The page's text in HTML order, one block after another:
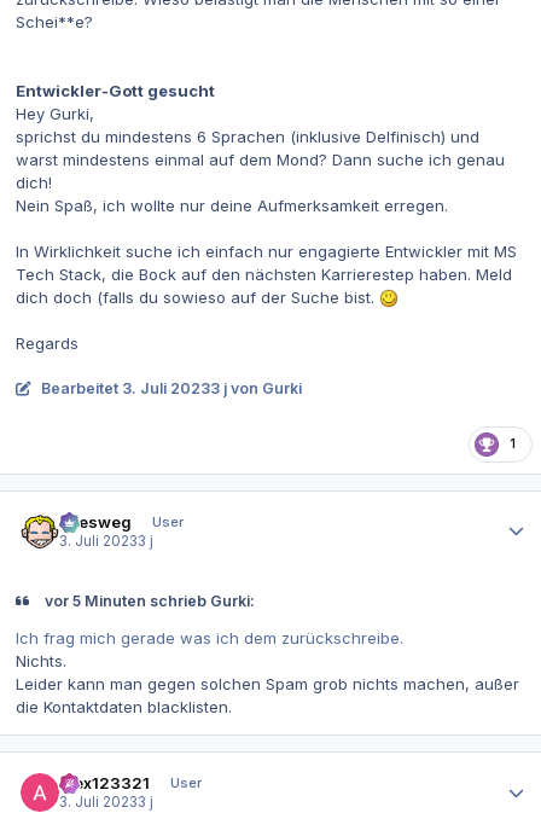
Schei**e?
Entwickler-Gott gesucht
Hey Gurki,
sprichst du mindestens 6 Sprachen (inklusive Delfinisch) und
warst mindestens einmal auf dem Mond? Dann suche ich genau
dich!
Nein Spaß, ich wollte nur deine Aufmerksamkeit erregen.
In Wirklichkeit suche ich einfach nur engagierte Entwickler mit MS
Tech Stack, die Bock auf den nächsten Karrierestep haben. Meld
dich doch (falls du sowieso auf der Suche bist.
Regards
Bearbeitet 3. Juli 20233 j von Gurki
1
allesweg
User
3. Juli 20233 j
vor 5 Minuten schrieb Gurki:
Ich frag mich gerade was ich dem zurückschreibe.
Nichts.
Leider kann man gegen solchen Spam grob nichts machen, außer
die Kontaktdaten blacklisten.
alex123321
User
3. Juli 20233 j